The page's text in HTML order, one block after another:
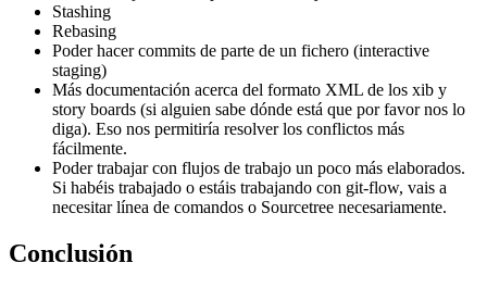
Stashing
Rebasing
Poder hacer commits de parte de un fichero (interactive
staging)
Más documentación acerca del formato XML de los xib y
story boards (si alguien sabe dónde está que por favor nos lo
diga). Eso nos permitiría resolver los conflictos más
fácilmente.
Poder trabajar con flujos de trabajo un poco más elaborados.
Si habéis trabajado o estáis trabajando con git-flow, vais a
necesitar línea de comandos o Sourcetree necesariamente.
Conclusión